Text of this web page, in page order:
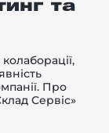
та
Про
Сервіс»